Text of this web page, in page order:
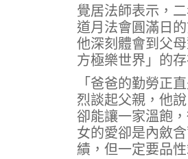
覺居法師表示，
道月法會圓滿日
他深刻體會到父
方極樂世界」的存
「爸爸的勤勞正
烈談起父親，他
卻能讓一家溫飽
女的愛卻是內斂
績，但一定要品